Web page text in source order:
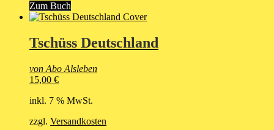
Zum Buch
Tschüss Deutschland
von Abo Alsleben
15,00 €
inkl. 7 % MwSt.
zzgl. Versandkosten